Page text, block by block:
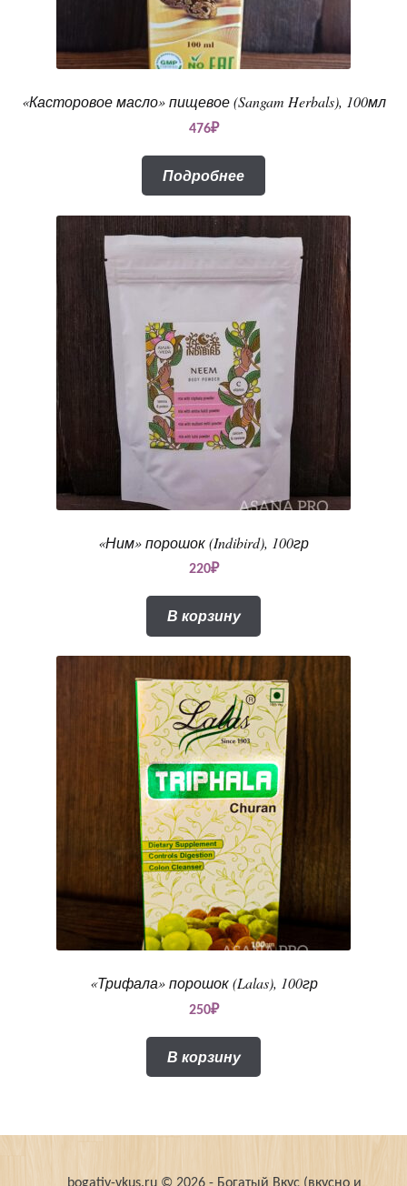
«Касторовое масло» пищевое (Sangam Herbals), 100мл
476₽
Подробнее
«Ним» порошок (Indibird), 100гр
220₽
В корзину
«Трифала» порошок (Lalas), 100гр
250₽
В корзину